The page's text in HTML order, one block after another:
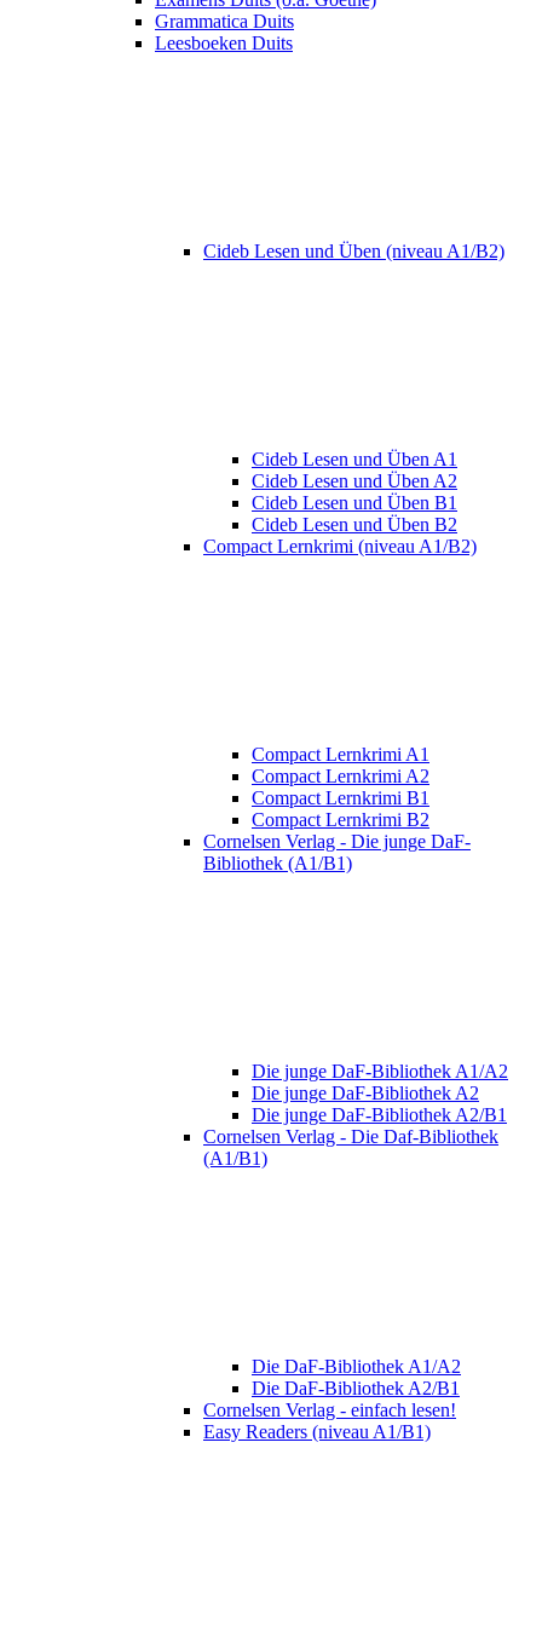
Grammatica Duits
Leesboeken Duits
Cideb Lesen und Üben (niveau A1/B2)
Cideb Lesen und Üben A1
Cideb Lesen und Üben A2
Cideb Lesen und Üben B1
Cideb Lesen und Üben B2
Compact Lernkrimi (niveau A1/B2)
Compact Lernkrimi A1
Compact Lernkrimi A2
Compact Lernkrimi B1
Compact Lernkrimi B2
Cornelsen Verlag - Die junge DaF-
Bibliothek (A1/B1)
Die junge DaF-Bibliothek A1/A2
Die junge DaF-Bibliothek A2
Die junge DaF-Bibliothek A2/B1
Cornelsen Verlag - Die Daf-Bibliothek
(A1/B1)
Die DaF-Bibliothek A1/A2
Die DaF-Bibliothek A2/B1
Cornelsen Verlag - einfach lesen!
Easy Readers (niveau A1/B1)